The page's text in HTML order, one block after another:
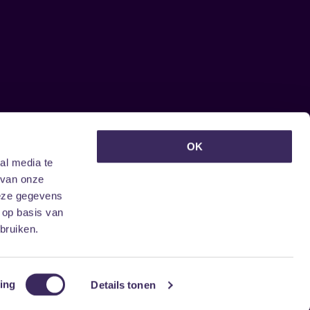
media te
onze
gegevens
basis van
Details tonen
OK
ontvangen?